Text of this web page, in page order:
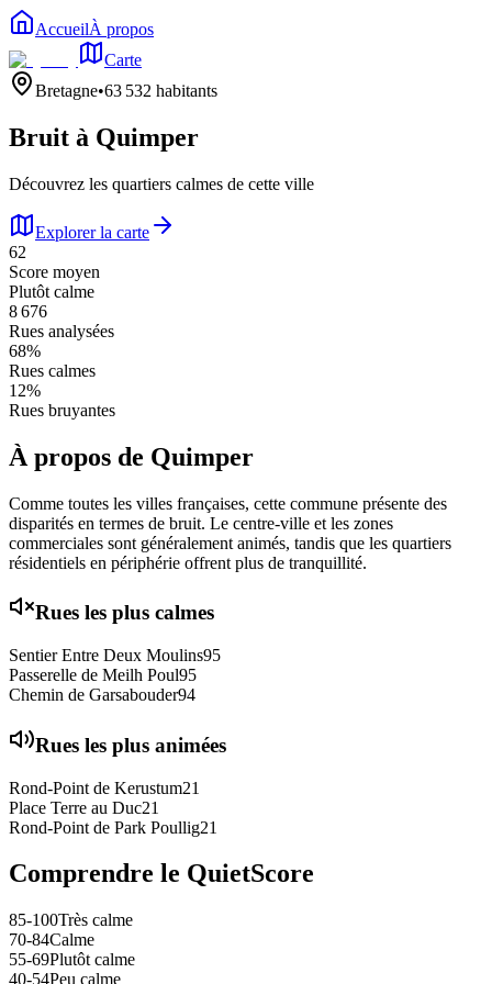
AccueilÀ propos
Carte
Bretagne•63 532 habitants
Bruit à Quimper
Découvrez les quartiers calmes de cette ville
Explorer la carte
62
Score moyen
Plutôt calme
8 676
Rues analysées
68%
Rues calmes
12%
Rues bruyantes
À propos de Quimper
Comme toutes les villes françaises, cette commune présente des
disparités en termes de bruit. Le centre-ville et les zones
commerciales sont généralement animés, tandis que les quartiers
résidentiels en périphérie offrent plus de tranquillité.
Rues les plus calmes
Sentier Entre Deux Moulins95
Passerelle de Meilh Poul95
Chemin de Garsabouder94
Rues les plus animées
Rond-Point de Kerustum21
Place Terre au Duc21
Rond-Point de Park Poullig21
Comprendre le QuietScore
85-100Très calme
70-84Calme
55-69Plutôt calme
40-54Peu calme